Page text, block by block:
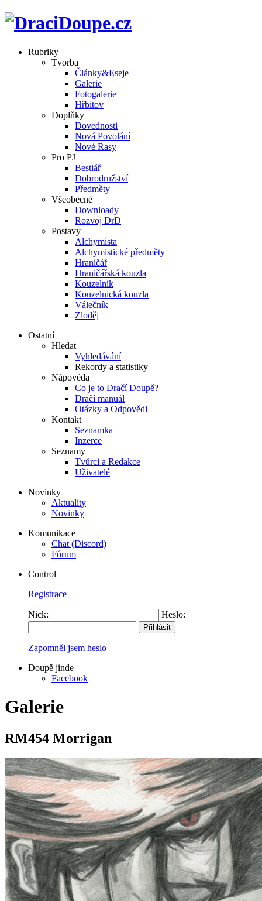
Rubriky
Tvorba
Články&Eseje
Galerie
Fotogalerie
Hřbitov
Doplňky
Dovednosti
Nová Povolání
Nové Rasy
Pro PJ
Bestiář
Dobrodružství
Předměty
Všeobecné
Downloady
Rozvoj DrD
Postavy
Alchymista
Alchymistické předměty
Hraničář
Hraničářská kouzla
Kouzelník
Kouzelnická kouzla
Válečník
Zloděj
Ostatní
Hledat
Vyhledávání
Rekordy a statistiky
Nápověda
Co je to Dračí Doupě?
Dračí manuál
Otázky a Odpovědi
Kontakt
Seznamka
Inzerce
Seznamy
Tvůrci a Redakce
Uživatelé
Novinky
Aktuality
Novinky
Komunikace
Chat (Discord)
Fórum
Control
Registrace
Nick: Heslo:
Zapomněl jsem heslo
Doupě jinde
Facebook
Galerie
RM454 Morrigan